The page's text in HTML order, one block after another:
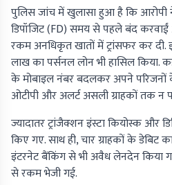
पुलिस जांच में खुलासा हुआ है कि आरोपी
डिपॉजिट (FD) समय से पहले बंद
रकम अनधिकृत खातों में ट्रांसफर कर
लाख का पर्सनल लोन भी हासिल किया.
के मोबाइल नंबर बदलकर अपने परिजनों
ओटीपी और अलर्ट असली ग्राहकों तक
ज्यादातर ट्रांजैक्शन इंस्टा कियोस्क और
किए गए. साथ ही, चार ग्राहकों के डेबिट
इंटरनेट बैंकिंग से भी अवैध लेनदेन किया
से रकम भेजी गई.